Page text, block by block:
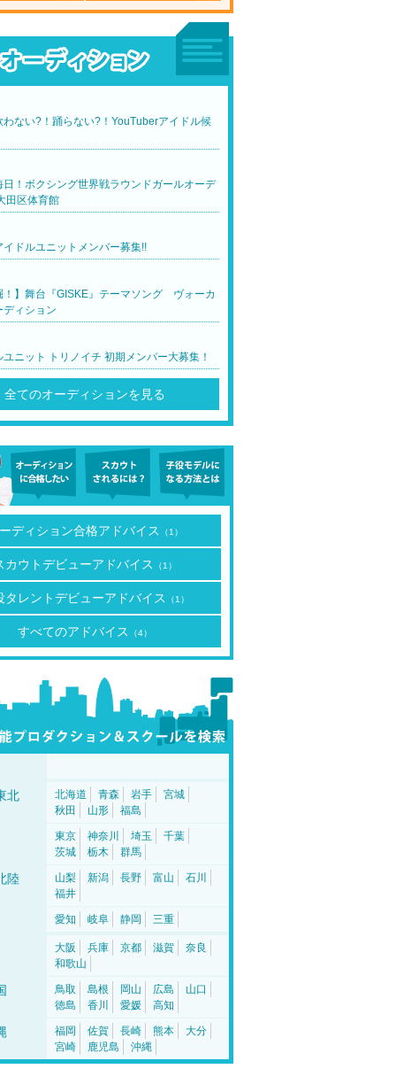
わない?！踊らない?！YouTuberアイドル候
日！ボクシング世界戦ラウンドガールオーデ
田区体育館
イドルユニットメンバー募集!!
！】舞台『GISKE』テーマソング ヴォーカ
ディション
ニット トリノイチ 初期メンバー大募集！
全てのオーディションを見る
ディション合格アドバイス （1）
カウトデビューアドバイス （1）
タレントデビューアドバイス （1）
すべてのアドバイス （4）
北 北海道 青森 岩手
宮城
秋田
山形 福島
東京 神奈川 埼玉
千葉
茨城
栃木 群馬
陸 山梨 新潟 長野 富山
石川
福井
愛知 岐阜 静岡 三重
大阪 兵庫 京都 滋賀
奈良
和歌山
鳥取 島根 岡山 広島
山口
徳島
香川 愛媛 高知
福岡 佐賀 長崎 熊本
大分
宮崎
鹿児島 沖縄